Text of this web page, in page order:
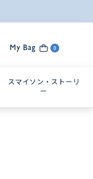
My Bag 0
スマイソン・ストーリ
ー